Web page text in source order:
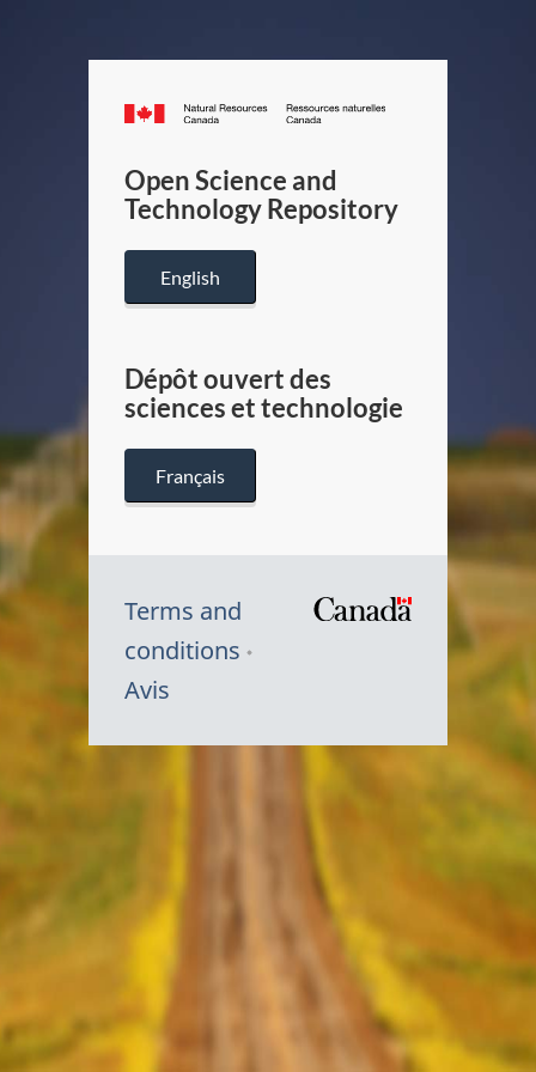
Canada.ca
/
Canada
Open Science and
Technology Repository
English
Dépôt ouvert des
sciences et technologie
Français
Terms and
conditions
Avis
Symbole
Canada